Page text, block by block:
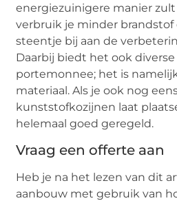
energiezuinigere manier
verbruik je minder brandstof
steentje bij aan de
Daarbij biedt het ook
portemonnee; het is
materiaal. Als je ook nog
kunststofkozijnen laat
helemaal goed geregeld.
Vraag een offerte aan
Heb je na het lezen van dit
aanbouw met gebruik van